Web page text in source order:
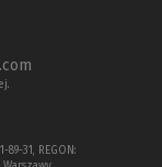
31, REGON: